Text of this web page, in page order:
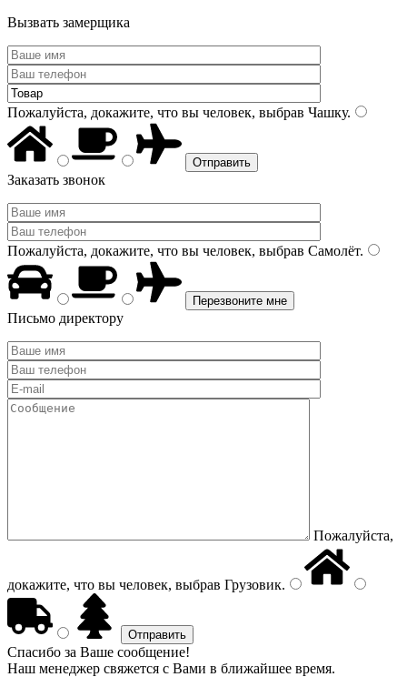
Вызвать замерщика
Пожалуйста, докажите, что вы человек, выбрав Чашку.
Заказать звонок
Пожалуйста, докажите, что вы человек, выбрав Самолёт.
Письмо директору
Пожалуйста,
докажите, что вы человек, выбрав Грузовик.
Спасибо за Ваше сообщение!
Наш менеджер свяжется с Вами в ближайшее время.